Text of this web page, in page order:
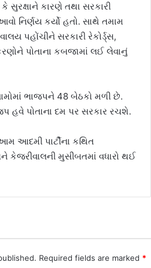
કારણે તથા સરકારી
નિર્ણય કર્યો હતો. સાથે તમામ
પહોંચીને સરકારી રેકોર્ડ્સ,
પોતાના કબજામાં લઈ લેવાનું
ભાજપને 48 બેઠકો મળી છે.
હવે પોતાના દમ પર સરકાર રચશે.
આદમી પાર્ટીના કથિત
કેજરીવાલની મુસીબતમાં વધારો થઈ
Required fields are marked *